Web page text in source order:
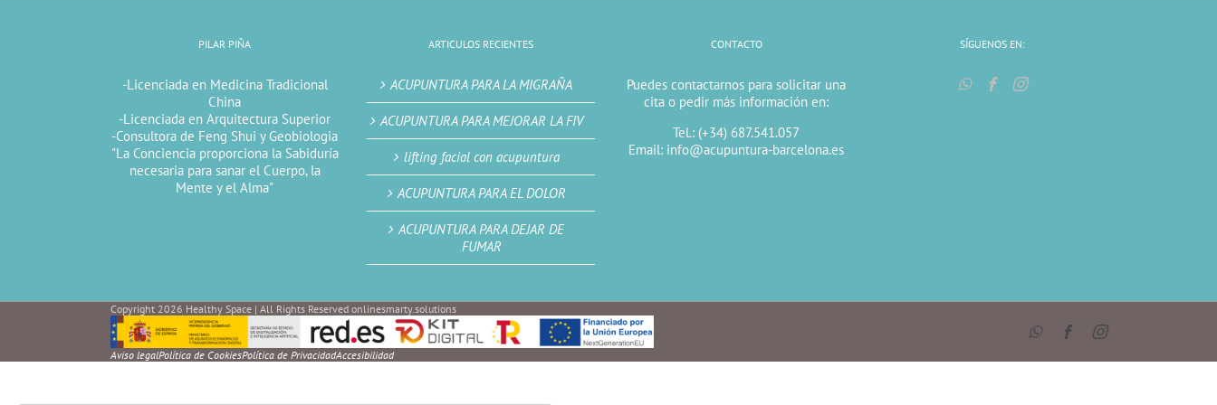
PILAR PIÑA
-Licenciada en Medicina Tradicional
China
-Licenciada en Arquitectura Superior
-Consultora de Feng Shui y Geobiologia
"La Conciencia proporciona la Sabiduría
necesaria para sanar el Cuerpo, la
Mente y el Alma"
ARTICULOS RECIENTES
ACUPUNTURA PARA LA MIGRAÑA
ACUPUNTURA PARA MEJORAR LA FIV
lifting facial con acupuntura
ACUPUNTURA PARA EL DOLOR
ACUPUNTURA PARA DEJAR DE
FUMAR
CONTACTO
Puedes contactarnos para solicitar una
cita o pedir más información en:
Tel.: (+34) 687.541.057
Email: info@acupuntura-barcelona.es
SÍGUENOS EN:
Copyright 2026 Healthy Space | All Rights Reserved onlinesmarty.solutions
Aviso legalPolítica de CookiesPolítica de PrivacidadAccesibilidad